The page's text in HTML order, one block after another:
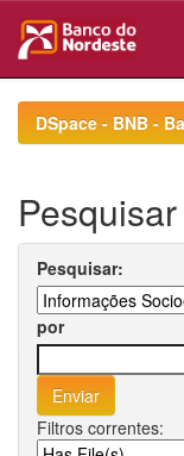
navigationDSpace - BNB -
Pesquisar
Pesquisar:
por
Filtros correntes: